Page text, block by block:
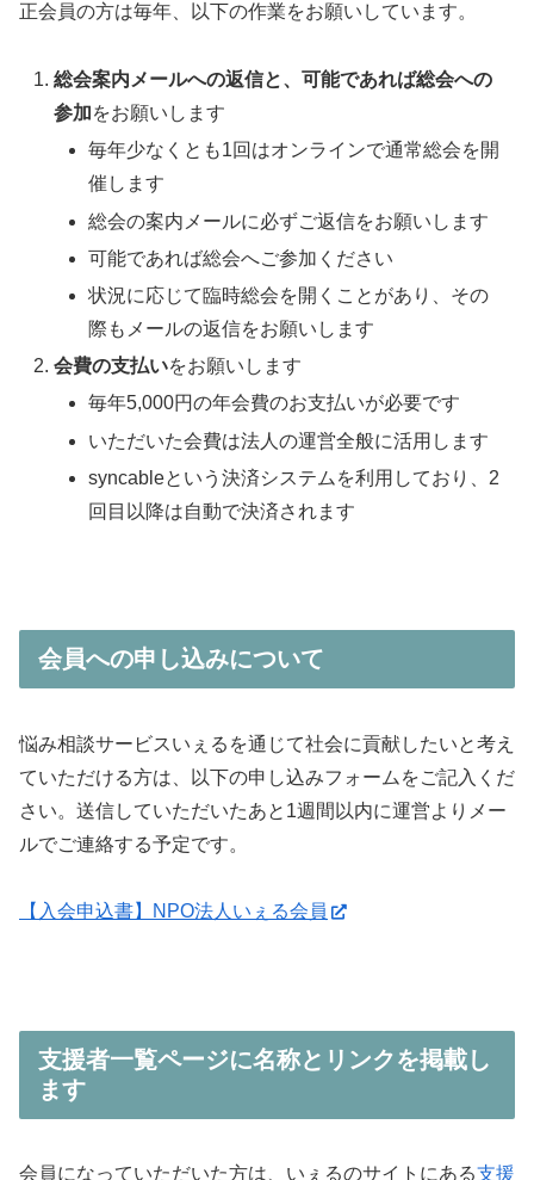
正会員の方は毎年、以下の作業をお願いしています。
総会案内メールへの返信と、可能であれば総会への
参加をお願いします
毎年少なくとも1回はオンラインで通常総会を開
催します
総会の案内メールに必ずご返信をお願いします
可能であれば総会へご参加ください
状況に応じて臨時総会を開くことがあり、その
際もメールの返信をお願いします
会費の支払いをお願いします
毎年5,000円の年会費のお支払いが必要です
いただいた会費は法人の運営全般に活用します
syncableという決済システムを利用しており、2
回目以降は自動で決済されます
会員への申し込みについて
悩み相談サービスいぇるを通じて社会に貢献したいと考え
ていただける方は、以下の申し込みフォームをご記入くだ
さい。送信していただいたあと1週間以内に運営よりメー
ルでご連絡する予定です。
【入会申込書】NPO法人いぇる会員
支援者一覧ページに名称とリンクを掲載し
ます
会員になっていただいた方は、いぇるのサイトにある支援